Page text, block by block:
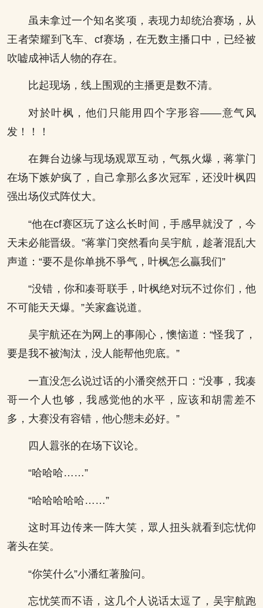
虽未拿过一个知名奖项，表现力却统治赛场，从
王者荣耀到飞车、cf赛场，在无数主播口中，已经被
吹嘘成神话人物的存在。
比起现场，线上围观的主播更是数不清。
对於叶枫，他们只能用四个字形容——意气风
发！！！
在舞台边缘与现场观眾互动，气氛火爆，蒋掌门
在场下嫉妒疯了，自己拿那么多次冠军，还没叶枫四
强出场仪式阵仗大。
“他在cf赛区玩了这么长时间，手感早就没了，今
天未必能晋级。”蒋掌门突然看向吴宇航，趁著混乱大
声道：“要不是你单挑不爭气，叶枫怎么贏我们”
“没错，你和凑哥联手，叶枫绝对玩不过你们，他
不可能天天爆。”关家鑫说道。
吴宇航还在为网上的事闹心，懊恼道：“怪我了，
要是我不被淘汰，没人能帮他兜底。”
一直没怎么说过话的小潘突然开口：“没事，我凑
哥一个人也够，我感觉他的水平，应该和胡需差不
多，大赛没有容错，他心態未必好。”
四人囂张的在场下议论。
“哈哈哈……”
“哈哈哈哈哈……”
这时耳边传来一阵大笑，眾人扭头就看到忘忧仰
著头在笑。
“你笑什么”小潘红著脸问。
忘忧笑而不语，这几个人说话太逗了，吴宇航跑